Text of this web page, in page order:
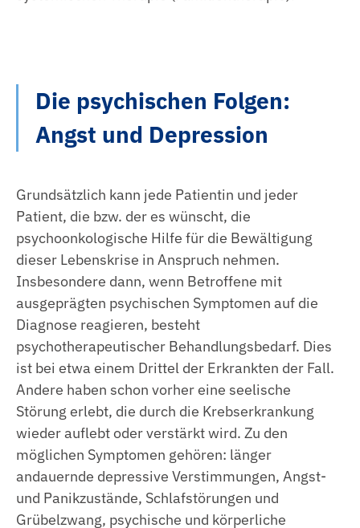
Die psychischen Folgen:
Angst und Depression
Grundsätzlich kann jede Patientin und jeder
Patient, die bzw. der es wünscht, die
psychoonkologische Hilfe für die Bewältigung
dieser Lebenskrise in Anspruch nehmen.
Insbesondere dann, wenn Betroffene mit
ausgeprägten psychischen Symptomen auf die
Diagnose reagieren, besteht
psychotherapeutischer Behandlungsbedarf. Dies
ist bei etwa einem Drittel der Erkrankten der Fall.
Andere haben schon vorher eine seelische
Störung erlebt, die durch die Krebserkrankung
wieder auflebt oder verstärkt wird. Zu den
möglichen Symptomen gehören: länger
andauernde depressive Verstimmungen, Angst-
und Panikzustände, Schlafstörungen und
Grübelzwang, psychische und körperliche